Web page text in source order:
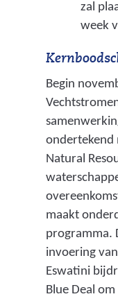
zal
week
Begin
ondertekend
Natural
maakt
programma.
invoering
Eswatini
Blue Deal